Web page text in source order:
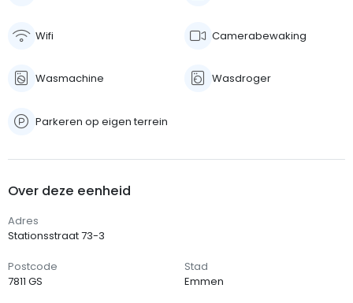
Wifi Camerabewaking
Wasmachine Wasdroger
Parkeren op eigen terrein
Over deze eenheid
Adres
Stationsstraat 73-3
Postcode
7811 GS
Stad
Emmen